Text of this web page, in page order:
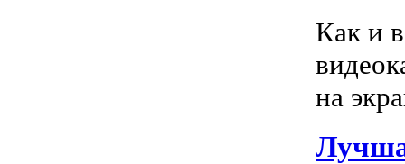
Как и
на